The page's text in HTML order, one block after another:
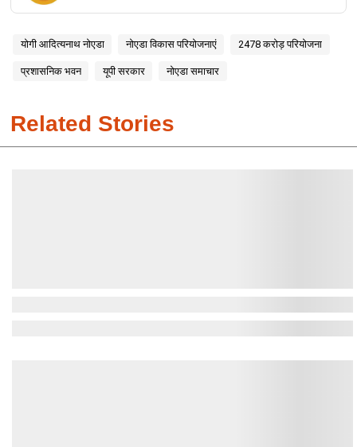
योगी आदित्यनाथ नोएडा नोएडा विकास परियोजनाएं 2478 करोड़ परियोजना
प्रशासनिक भवन यूपी सरकार नोएडा समाचार
Related Stories